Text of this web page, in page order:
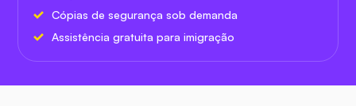
Cópias de segurança sob demanda
Assistência gratuita para imigração